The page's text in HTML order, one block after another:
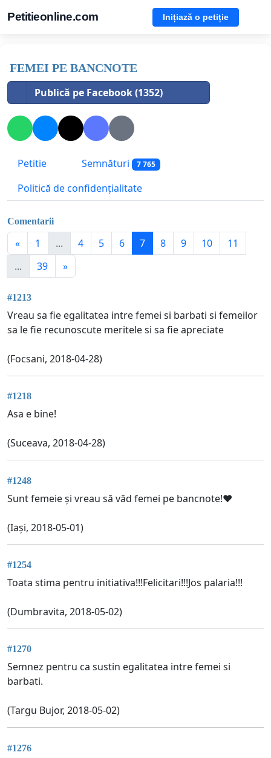
Petitieonline.com Inițiază o petiție
FEMEI PE BANCNOTE
Publică pe Facebook (1352)
Petitie Semnături 7 765
Politică de confidențialitate
Comentarii
« 1 ... 4 5 6 7 8 9 10
11
...
39 »
#1213
Vreau sa fie egalitatea intre femei si barbati si femeilor
sa le fie recunoscute meritele si sa fie apreciate
(Focsani, 2018-04-28)
#1218
Asa e bine!
(Suceava, 2018-04-28)
#1248
Sunt femeie și vreau să văd femei pe bancnote!❤
(Iași, 2018-05-01)
#1254
Toata stima pentru initiativa!!!Felicitari!!!Jos palaria!!!
(Dumbravita, 2018-05-02)
#1270
Semnez pentru ca sustin egalitatea intre femei si
barbati.
(Targu Bujor, 2018-05-02)
#1276